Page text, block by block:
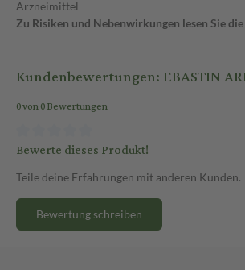
Arzneimittel
Zu Risiken und Nebenwirkungen lesen Sie
Kundenbewertungen: EBASTIN
0 von 0 Bewertungen
Bewerte dieses Produkt!
Teile deine Erfahrungen mit anderen Kunden.
Bewertung schreiben